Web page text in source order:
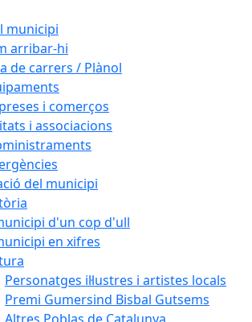
municipi
arribar-hi
de carrers / Plànol
i comerços
i associacions
del municipi
d'un cop d'ull
en xifres
Personatges il·lustres i artistes locals
Premi Gumersind Bisbal Gutsems